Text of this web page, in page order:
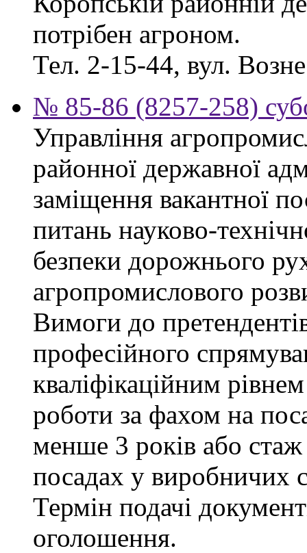
потрібен агроном.
Тел. 2-15-44, вул.
№ 85-86 (8257-258)
Управління
районної державної
заміщення вакантної
питань науково-
безпеки дорожнього
агропромислового
Вимоги до
професійного
кваліфікаційним
роботи за фахом на
менше 3 років або
посадах у виробничих
Термін подачі
оголошення.